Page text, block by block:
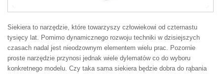
Siekiera to narzędzie, które towarzyszy człowiekowi od czternastu
tysięcy lat. Pomimo dynamicznego rozwoju techniki w dzisiejszych
czasach nadal jest nieodzownym elementem wielu prac. Pozornie
proste narzędzie przynosi jednak wiele dylematów co do wyboru
konkretnego modelu. Czy taka sama siekiera będzie dobra do rąbania